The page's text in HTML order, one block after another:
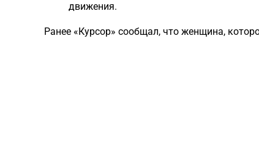
движения.
Ранее «Курсор» сообщал, что женщина,